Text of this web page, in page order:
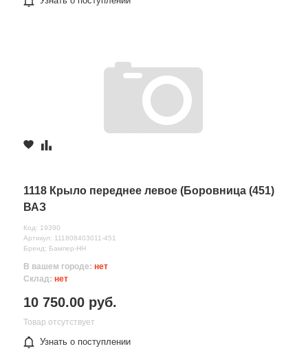
1118 Крыло переднее левое (Боровница (451)
ВАЗ
Код: 19390
Артикул: 111808403011-451
Бренд: Бампер-НН
В вашем городе: нет
Склад: нет
10 750.00 руб.
Товар отсутствует
Узнать о поступлении